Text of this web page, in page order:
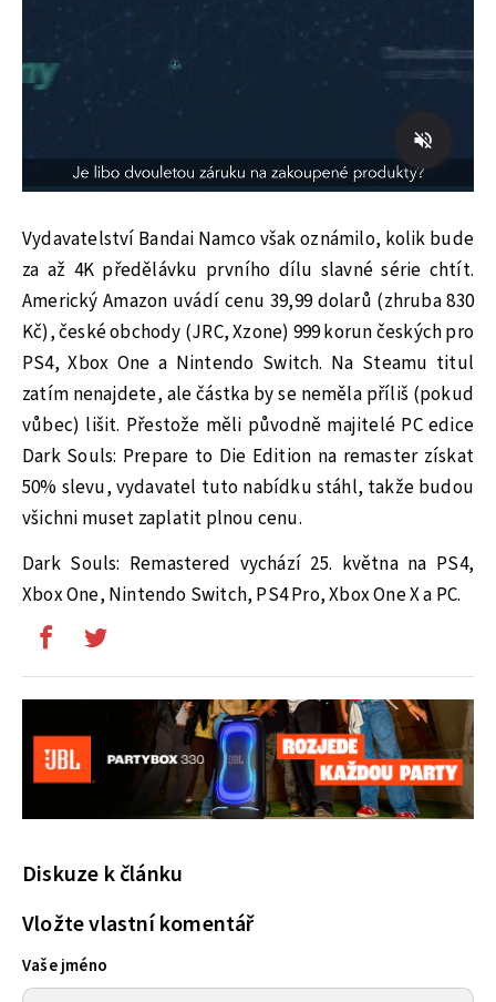
Vydavatelství Bandai Namco však oznámilo, kolik bude
za až 4K předělávku prvního dílu slavné série chtít.
Americký Amazon uvádí cenu 39,99 dolarů (zhruba 830
Kč), české obchody (JRC, Xzone) 999 korun českých pro
PS4, Xbox One a Nintendo Switch. Na Steamu titul
zatím nenajdete, ale částka by se neměla příliš (pokud
vůbec) lišit. Přestože měli původně majitelé PC edice
Dark Souls: Prepare to Die Edition na remaster získat
50% slevu, vydavatel tuto nabídku stáhl, takže budou
všichni muset zaplatit plnou cenu.
Dark Souls: Remastered vychází 25. května na PS4,
Xbox One, Nintendo Switch, PS4 Pro, Xbox One X a PC.
Diskuze k článku
Vložte vlastní komentář
Vaše jméno